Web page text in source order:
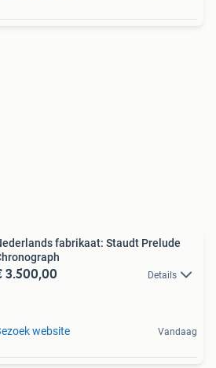
fabrikaat: Staudt Prelude
3.500,00 Details
website Vandaag